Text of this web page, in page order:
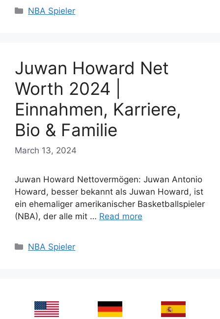
Categories
NBA Spieler
Juwan Howard Net
Worth 2024 |
Einnahmen, Karriere,
Bio & Familie
March 13, 2024
Juwan Howard Nettovermögen: Juwan Antonio
Howard, besser bekannt als Juwan Howard, ist
ein ehemaliger amerikanischer Basketballspieler
(NBA), der alle mit … Read more
Categories
NBA Spieler